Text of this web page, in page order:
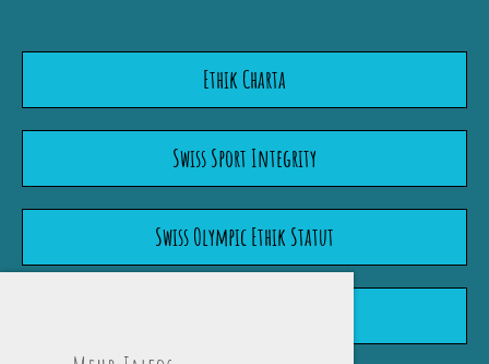
Ethik Charta
Swiss Sport Integrity
Swiss Olympic Ethik Statut